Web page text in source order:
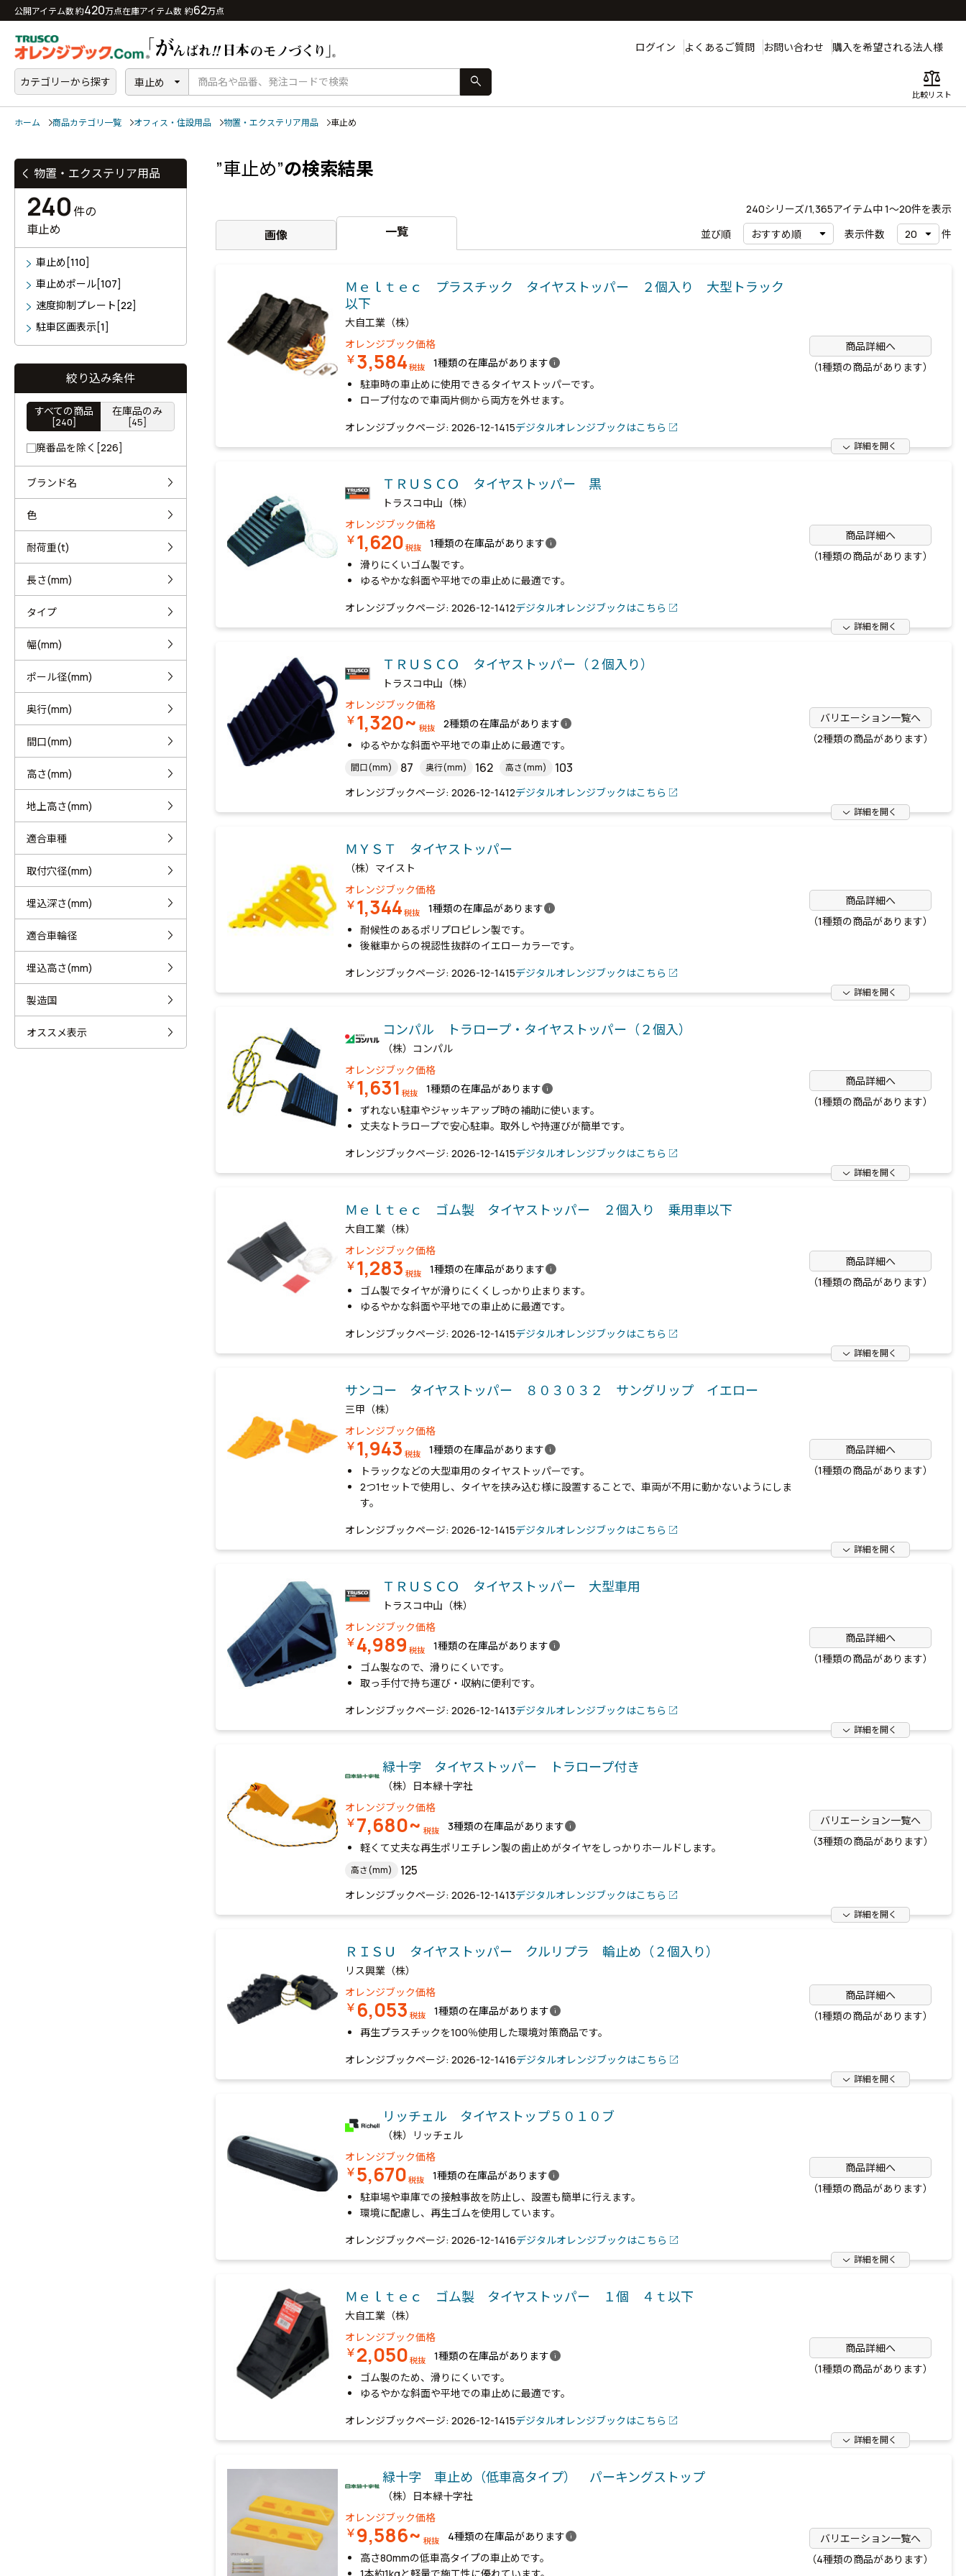
公開アイテム数 約420万点在庫アイテム数 約62万点
ログイン よくあるご質問 お問い合わせ 購入を希望される法人様
カテゴリーから探す 車止め search balance
比較リスト
ホーム 商品カテゴリ一覧 オフィス・住設用品 物置・エクステリア用品 車止め
”車止め”の検索結果
240シリーズ/1,365アイテム中1〜20件を表示
並び順
表示件数 件
画像 一覧
Ｍｅｌｔｅｃ プラスチック タイヤストッパー ２個入り 大型トラック
以下
大自工業（株）
オレンジブック価格
￥3,584 税抜 1種類の在庫品がありますinfo
商品詳細へ
（1種類の商品があります）
駐車時の車止めに使用できるタイヤストッパーです。
ロープ付なので車両片側から両方を外せます。
オレンジブックページ: 2026-12-1415デジタルオレンジブックはこちら
詳細を開く
ＴＲＵＳＣＯ タイヤストッパー 黒
トラスコ中山（株）
オレンジブック価格
￥1,620 税抜 1種類の在庫品がありますinfo
商品詳細へ
（1種類の商品があります）
滑りにくいゴム製です。
ゆるやかな斜面や平地での車止めに最適です。
オレンジブックページ: 2026-12-1412デジタルオレンジブックはこちら
詳細を開く
ＴＲＵＳＣＯ タイヤストッパー（２個入り）
トラスコ中山（株）
オレンジブック価格
￥1,320~ 税抜 2種類の在庫品がありますinfo
バリエーション一覧へ
（2種類の商品があります）
ゆるやかな斜面や平地での車止めに最適です。
間口(mm) 87 奥行(mm) 162 高さ(mm) 103
オレンジブックページ: 2026-12-1412デジタルオレンジブックはこちら
詳細を開く
ＭＹＳＴ タイヤストッパー
（株）マイスト
オレンジブック価格
￥1,344 税抜 1種類の在庫品がありますinfo
商品詳細へ
（1種類の商品があります）
耐候性のあるポリプロピレン製です。
後継車からの視認性抜群のイエローカラーです。
オレンジブックページ: 2026-12-1415デジタルオレンジブックはこちら
詳細を開く
コンパル トラロープ・タイヤストッパー（２個入）
（株）コンパル
オレンジブック価格
￥1,631 税抜 1種類の在庫品がありますinfo
商品詳細へ
（1種類の商品があります）
ずれない駐車やジャッキアップ時の補助に使います。
丈夫なトラロープで安心駐車。取外しや持運びが簡単です。
オレンジブックページ: 2026-12-1415デジタルオレンジブックはこちら
詳細を開く
Ｍｅｌｔｅｃ ゴム製 タイヤストッパー ２個入り 乗用車以下
大自工業（株）
オレンジブック価格
￥1,283 税抜 1種類の在庫品がありますinfo
商品詳細へ
（1種類の商品があります）
ゴム製でタイヤが滑りにくくしっかり止まります。
ゆるやかな斜面や平地での車止めに最適です。
オレンジブックページ: 2026-12-1415デジタルオレンジブックはこちら
詳細を開く
サンコー タイヤストッパー ８０３０３２ サングリップ イエロー
三甲（株）
オレンジブック価格
￥1,943 税抜 1種類の在庫品がありますinfo
商品詳細へ
（1種類の商品があります）
トラックなどの大型車用のタイヤストッパーです。
2つ1セットで使用し、タイヤを挟み込む様に設置することで、車両が不用に動かないようにしま
す。
オレンジブックページ: 2026-12-1415デジタルオレンジブックはこちら
詳細を開く
ＴＲＵＳＣＯ タイヤストッパー 大型車用
トラスコ中山（株）
オレンジブック価格
￥4,989 税抜 1種類の在庫品がありますinfo
商品詳細へ
（1種類の商品があります）
ゴム製なので、滑りにくいです。
取っ手付で持ち運び・収納に便利です。
オレンジブックページ: 2026-12-1413デジタルオレンジブックはこちら
詳細を開く
緑十字 タイヤストッパー トラロープ付き
（株）日本緑十字社
オレンジブック価格
￥7,680~ 税抜 3種類の在庫品がありますinfo
バリエーション一覧へ
（3種類の商品があります）
軽くて丈夫な再生ポリエチレン製の歯止めがタイヤをしっかりホールドします。
高さ(mm) 125
オレンジブックページ: 2026-12-1413デジタルオレンジブックはこちら
詳細を開く
ＲＩＳＵ タイヤストッパー クルリプラ 輪止め（２個入り）
リス興業（株）
オレンジブック価格
￥ 6,053 税抜 1種類の在庫品がありますinfo
商品詳細へ
（1種類の商品があります）
再生プラスチックを100％使用した環境対策商品です。
オレンジブックページ: 2026-12-1416デジタルオレンジブックはこちら
詳細を開く
リッチェル タイヤストップ５０１０ブ
（株）リッチェル
オレンジブック価格
￥5,670 税抜 1種類の在庫品がありますinfo
商品詳細へ
（1種類の商品があります）
駐車場や車庫での接触事故を防止し、設置も簡単に行えます。
環境に配慮し、再生ゴムを使用しています。
オレンジブックページ: 2026-12-1416デジタルオレンジブックはこちら
詳細を開く
Ｍｅｌｔｅｃ ゴム製 タイヤストッパー １個 ４ｔ以下
大自工業（株）
オレンジブック価格
￥2,050 税抜 1種類の在庫品がありますinfo
商品詳細へ
（1種類の商品があります）
ゴム製のため、滑りにくいです。
ゆるやかな斜面や平地での車止めに最適です。
オレンジブックページ: 2026-12-1415デジタルオレンジブックはこちら
詳細を開く
緑十字 車止め（低車高タイプ） パーキングストップ
（株）日本緑十字社
オレンジブック価格
￥9,586~ 税抜 4種類の在庫品がありますinfo
バリエーション一覧へ
（4種類の商品があります）
高さ80mmの低車高タイプの車止めです。
物置・エクステリア用品
240件の
車止め
車止め[110]
車止めポール[107]
速度抑制プレート[22]
駐車区画表示[1]
絞り込み条件
すべての商品
[240]
在庫品のみ
[45]
廃番品を除く[226]
ブランド名
色
耐荷重(t)
長さ(mm)
タイプ
幅(mm)
ポール径(mm)
奥行(mm)
間口(mm)
高さ(mm)
地上高さ(mm)
適合車種
取付穴径(mm)
埋込深さ(mm)
適合車輪径
埋込高さ(mm)
製造国
オススメ表示